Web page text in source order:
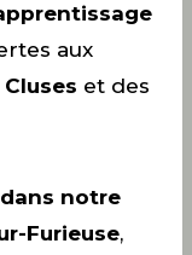
aux
Cluses et des
dans notre
Furieuse,